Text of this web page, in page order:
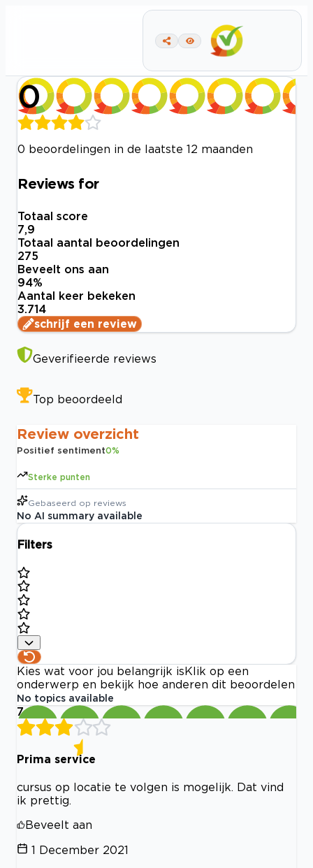
0
0 beoordelingen in de laatste 12 maanden
Reviews for
Totaal score
7,9
Totaal aantal beoordelingen
275
Beveelt ons aan
94%
Aantal keer bekeken
3.714
schrijf een review
Geverifieerde reviews
Top beoordeeld
Review overzicht
Positief sentiment0%
Sterke punten
Gebaseerd op reviews
No AI summary available
Filters
Kies wat voor jou belangrijk is Klik op een
onderwerp en bekijk hoe anderen dit beoordelen
No topics available
7
Prima service
cursus op locatie te volgen is mogelijk. Dat vind
ik prettig.
Beveelt aan
1 December 2021